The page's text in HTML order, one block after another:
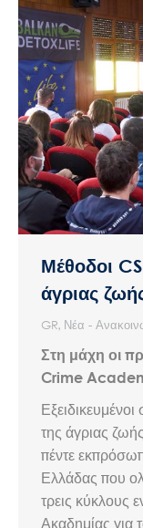
Μέθοδοι
άγριας
GR, Νέα -
Στη μάχη οι
Crime
της άγριας
πέντε
Ελλάδας που
τρεις κύκλους
Ακαδημίας για